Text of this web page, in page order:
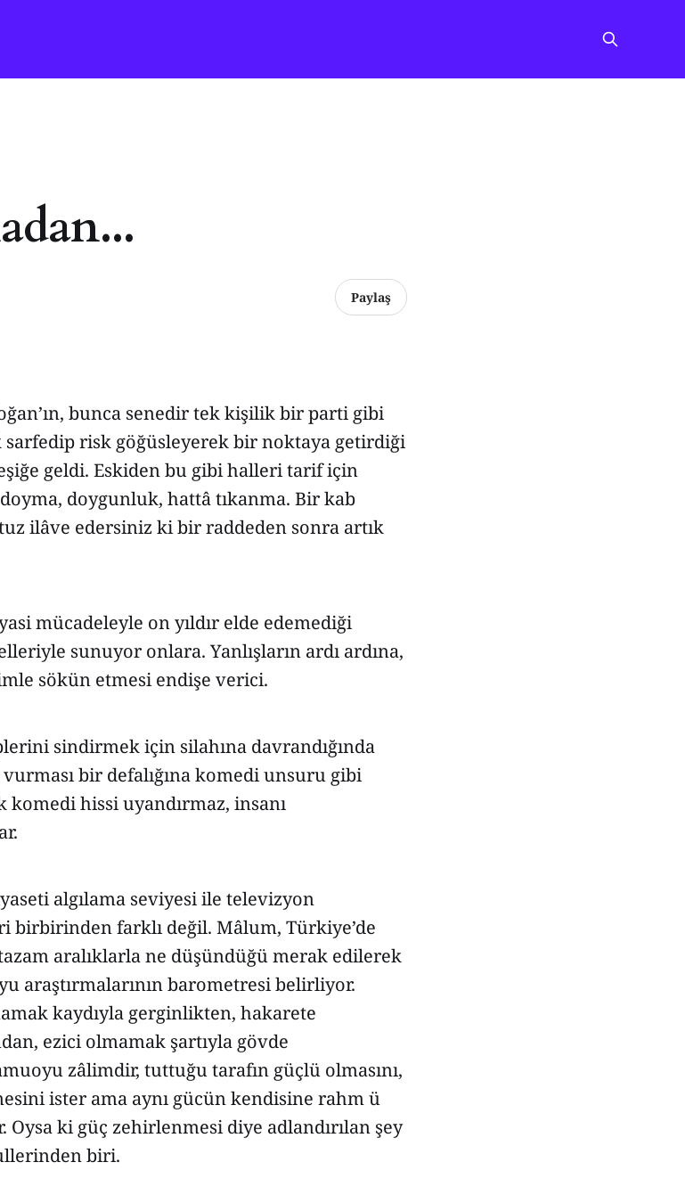
Paylaş
bunca senedir tek kişilik bir parti gibi
risk göğüsleyerek bir noktaya getirdiği
geldi. Eskiden bu gibi halleri tarif için
doygunluk, hattâ tıkanma. Bir kab
ilâve edersiniz ki bir raddeden sonra artık
mücadeleyle on yıldır elde edemediği
sunuyor onlara. Yanlışların ardı ardına,
sökün etmesi endişe verici.
sindirmek için silahına davrandığında
bir defalığına komedi unsuru gibi
komedi hissi uyandırmaz, insanı
algılama seviyesi ile televizyon
farklı değil. Mâlum, Türkiye’de
aralıklarla ne düşündüğü merak edilerek
araştırmalarının barometresi belirliyor.
kaydıyla gerginlikten, hakarete
ezici olmamak şartıyla gövde
zâlimdir, tuttuğu tarafın güçlü olmasını,
ister ama aynı gücün kendisine rahm ü
Oysa ki güç zehirlenmesi diye adlandırılan şey
biri.